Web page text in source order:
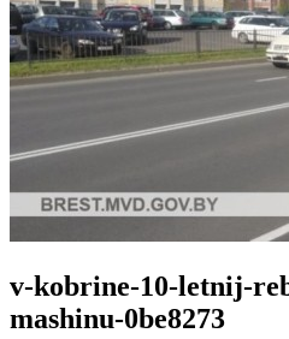
v-kobrine-10-letnij-
mashinu-0be8273